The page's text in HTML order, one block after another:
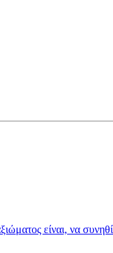
είναι, να